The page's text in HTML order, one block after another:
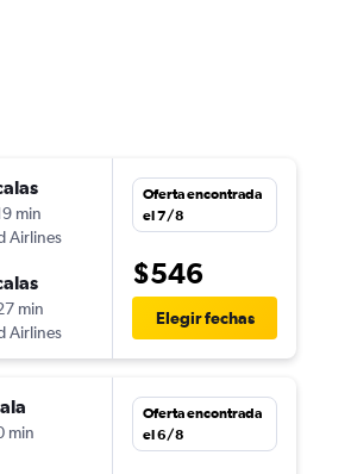
min
Airlines
min
Airlines
Oferta encontrada
el 7/8
$546
Elegir fechas
min
Oferta encontrada
el 6/8